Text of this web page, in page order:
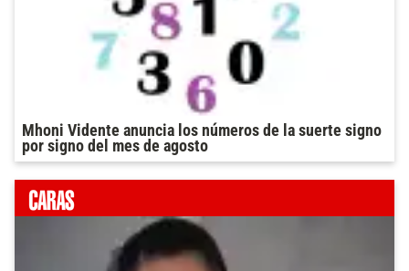
Mhoni Vidente anuncia los números de la suerte signo
por signo del mes de agosto